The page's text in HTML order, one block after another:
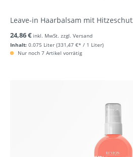
Leave-in Haarbalsam mit
Inhalt: 0.075 Liter (331,47 €* / 1 Liter)
24,86 € inkl. MwSt. zzgl. Versand
Nur noch 7 Artikel vorrätig